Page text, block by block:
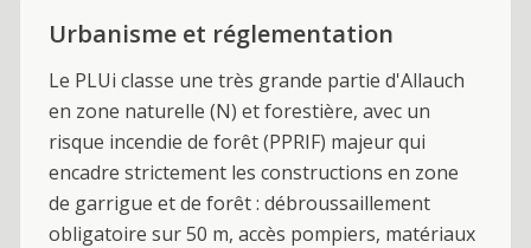
Urbanisme et réglementation
Le PLUi classe une très grande partie d'Allauch
en zone naturelle (N) et forestière, avec un
risque incendie de forêt (PPRIF) majeur qui
encadre strictement les constructions en zone
de garrigue et de forêt : débroussaillement
obligatoire sur 50 m, accès pompiers, matériaux